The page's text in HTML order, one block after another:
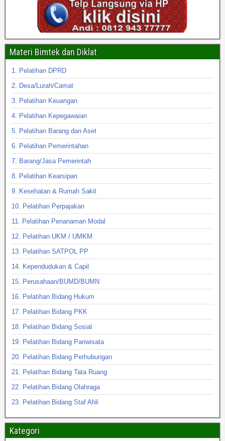
Materi Bimtek dan Diklat
1. Pelatihan DPRD
2. Desa/Lurah/Camat
3. Pelatihan Keuangan
4. Pelatihan Kepegawaian
5. Pelatihan Barang dan Aset
6. Pelatihan Pemerintahan
7. Barang/Jasa Pemerintah
8. Pelatihan Kearsipan
9. Kesehatan & Rumah Sakit
10. Pelatihan Perpajakan
11. Pelatihan Penanaman Modal
12. Pelatihan UKM / UMKM
13. Pelatihan SATPOL PP
14. Kependudukan & Capil
15. Perusahaan/BUMD/BUMN
16. Pelatihan Bidang Hukum
17. Pelatihan Bidang PKK
18. Pelatihan Bidang Sosial
19. Pelatihan Bidang Pariwisata
20. Pelatihan Bidang Perhubungan
21. Pelatihan Bidang Tata Ruang
22. Pelatihan Bidang Olahraga
23. Pelatihan Bidang Staf Ahli
Kategori